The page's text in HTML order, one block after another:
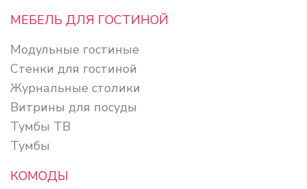
МЕБЕЛЬ ДЛЯ ГОСТИНОЙ
Модульные гостиные
Стенки для гостиной
Журнальные столики
Витрины для посуды
Тумбы ТВ
Тумбы
КОМОДЫ